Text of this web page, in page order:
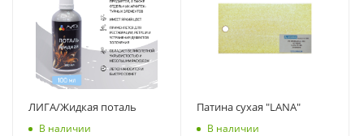
ЛИГА/Жидкая поталь
В наличии
Патина сухая "LANA"
В наличии